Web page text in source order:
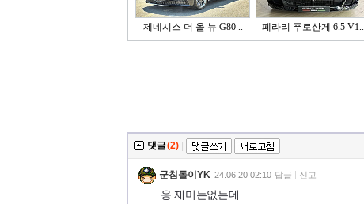
제네시스 더 올 뉴 G80 .. 페라리 푸로산게 6.5 V1..
댓글(2)
군침돌이YK 24.06.20 02:10 답글 신고
응 재미는없는데